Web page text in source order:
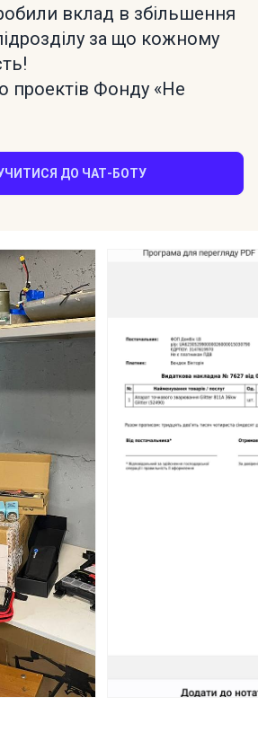
вклад в збільшення
за що кожному
проектів Фонду «Не
ДО ЧАТ-БОТУ